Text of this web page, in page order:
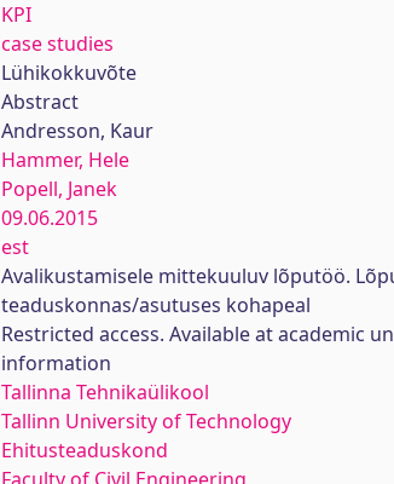
KPI
case studies
Lühikokkuvõte
Abstract
Andresson, Kaur
Hammer, Hele
Popell, Janek
09.06.2015
est
Avalikustamisele mittekuuluv lõputöö.
teaduskonnas/asutuses kohapeal
Restricted access. Available at academic
information
Tallinna Tehnikaülikool
Tallinn University of Technology
Ehitusteaduskond